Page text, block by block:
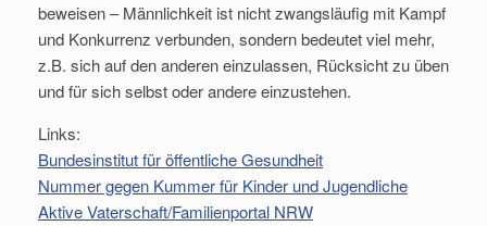
beweisen – Männlichkeit ist nicht zwangsläufig mit Kampf
und Konkurrenz verbunden, sondern bedeutet viel mehr,
z.B. sich auf den anderen einzulassen, Rücksicht zu üben
und für sich selbst oder andere einzustehen.
Links:
Bundesinstitut für öffentliche Gesundheit
Nummer gegen Kummer für Kinder und Jugendliche
Aktive Vaterschaft/Familienportal NRW